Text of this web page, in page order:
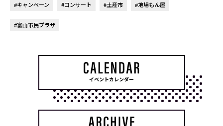
#キャンペーン #コンサート #土産市 #地場もん屋
#富山市民プラザ
イベントカレンダー